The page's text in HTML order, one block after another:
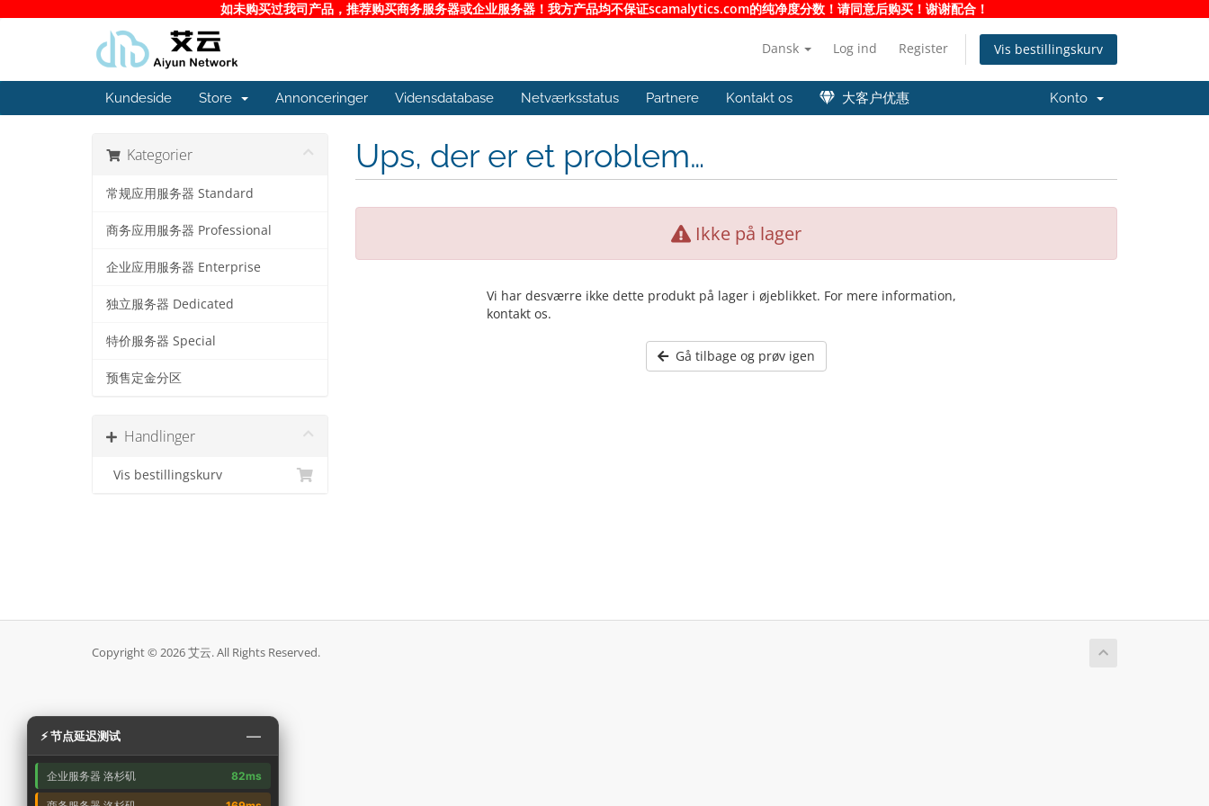
如未购买过我司产品，推荐购买商务服务器或企业服务器！我方产品均不保证scamalytics.com的纯净度分数！请同意后购买！谢谢配合！
Dansk Log ind Register Vis bestillingskurv
Kundeside Store Annonceringer Vidensdatabase Netværksstatus Partnere Kontakt os 大客户优惠 Konto
Kategorier
常规应用服务器 Standard
商务应用服务器 Professional
企业应用服务器 Enterprise
独立服务器 Dedicated
特价服务器 Special
预售定金分区
Handlinger
Vis bestillingskurv
Ups, der er et problem…
Ikke på lager
Vi har desværre ikke dette produkt på lager i øjeblikket. For mere information,
kontakt os.
Gå tilbage og prøv igen
Copyright © 2026 艾云. All Rights Reserved.
⚡ 节点延迟测试 —
企业服务器 洛杉矶 82ms